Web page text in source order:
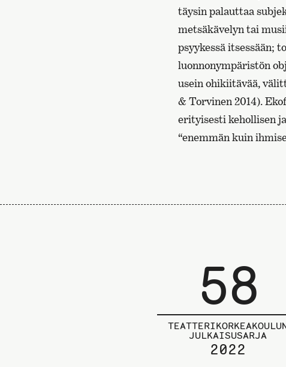
täysin palauttaa
metsäkävelyn tai
psyykessä itsessään;
luonnonympäristön
usein ohikiitävää,
& Torvinen 2014).
erityisesti kehollisen
“enemmän kuin
58
JULKAISUSARJA
2022